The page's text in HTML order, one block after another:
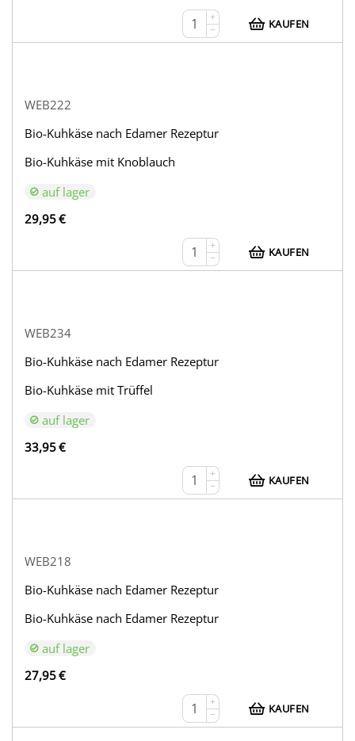
+
−
KAUFEN
WEB222
Bio-Kuhkäse nach Edamer Rezeptur
Bio-Kuhkäse mit Knoblauch
auf lager
29,95€
+
−
KAUFEN
WEB234
Bio-Kuhkäse nach Edamer Rezeptur
Bio-Kuhkäse mit Trüffel
auf lager
33,95€
+
−
KAUFEN
WEB218
Bio-Kuhkäse nach Edamer Rezeptur
Bio-Kuhkäse nach Edamer Rezeptur
auf lager
27,95€
+
−
KAUFEN